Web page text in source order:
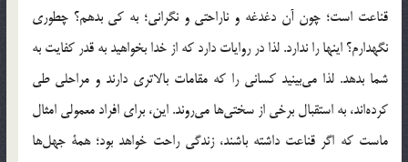
قناعت است؛ چون آن دغدغه و ناراحتی و نگرانی؛ به کی بدهم؟ چطوری
نگهدارم؟ اینها را ندارد. لذا در روایات دارد که از خدا بخواهید به قدر کفایت به
شما بدهد. لذا می‌بینید کسانی را که مقامات بالاتری دارند و مراحلی طی
کرده‌اند، به استقبال برخی از سختی‌ها می‌روند. این، برای افراد معمولی امثال
ماست که اگر قناعت داشته باشند، زندگی راحت خواهد بود؛ همۀ جهل‌ها